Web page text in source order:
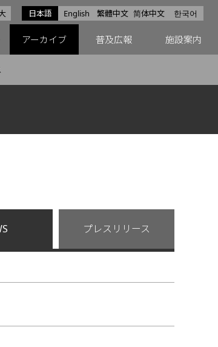
日本語 English 繁體中文 简体中文 한국어
XースInstagram
アーカイブ 普及広報 施設案内
プレスリリース